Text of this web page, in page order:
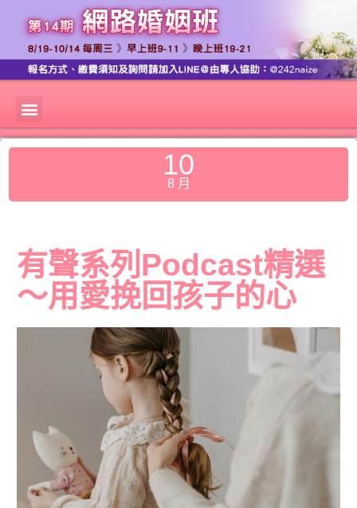
10
8 月
有聲系列Podcast精選
～用愛挽回孩子的心